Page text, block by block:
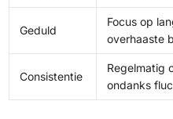
Geduld
Focus op
overhaaste
Consistentie
Regelmatig
ondanks